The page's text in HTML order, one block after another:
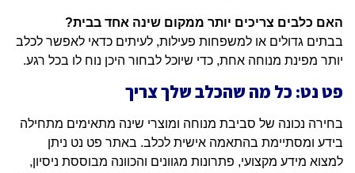
האם כלבים צריכים יותר ממקום שינה אחד בבית?
בבתים גדולים או למשפחות פעילות, לעיתים כדאי לאפשר לכלב
יותר מפינת מנוחה אחת, כדי שיוכל לבחור היכן נוח לו בכל רגע.
פט נט: כל מה שהכלב שלך צריך
בחירה נכונה של סביבת מנוחה ומוצרי שינה מתאימים מתחילה
בידע ומסתיימת בהתאמה אישית לכלב. באתר פט נט ניתן
למצוא מידע מקצועי, פתרונות מגוונים והכוונה מבוססת ניסיון,